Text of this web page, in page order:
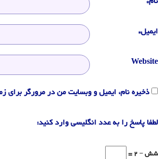
نام*
ایمیل*
Website
ذخیره نام، ایمیل و وبسایت من در مرورگر برای
لطفا پاسخ را به عدد انگلیسی وارد کنید:
شش − 2 =